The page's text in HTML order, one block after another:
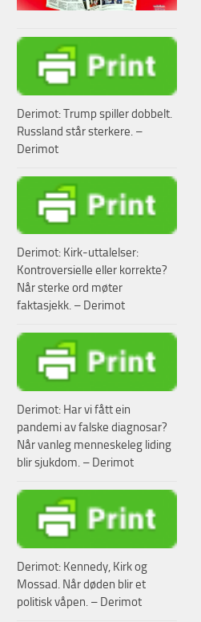
Derimot: Trump spiller dobbelt.
Russland står sterkere. –
Derimot
Derimot: Kirk-uttalelser:
Kontroversielle eller korrekte?
Når sterke ord møter
faktasjekk. – Derimot
Derimot: Har vi fått ein
pandemi av falske diagnosar?
Når vanleg menneskeleg liding
blir sjukdom. – Derimot
Derimot: Kennedy, Kirk og
Mossad. Når døden blir et
politisk våpen. – Derimot